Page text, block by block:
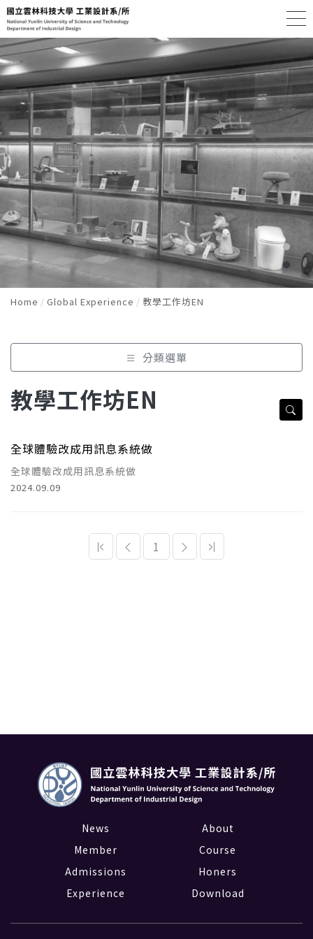
Home Global Experience 教學工作坊EN
分類選單
教學工作坊EN
全球體驗改成用訊息系統做
全球體驗改成用訊息系統做
2024.09.09
1
News
About
Member
Course
Admissions
Honers
Experience
Download